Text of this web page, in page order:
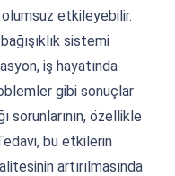
olumsuz etkileyebilir.
sistemi
iş hayatında
gibi sonuçlar
sorunlarının, özellikle
bu etkilerin
artırılmasında